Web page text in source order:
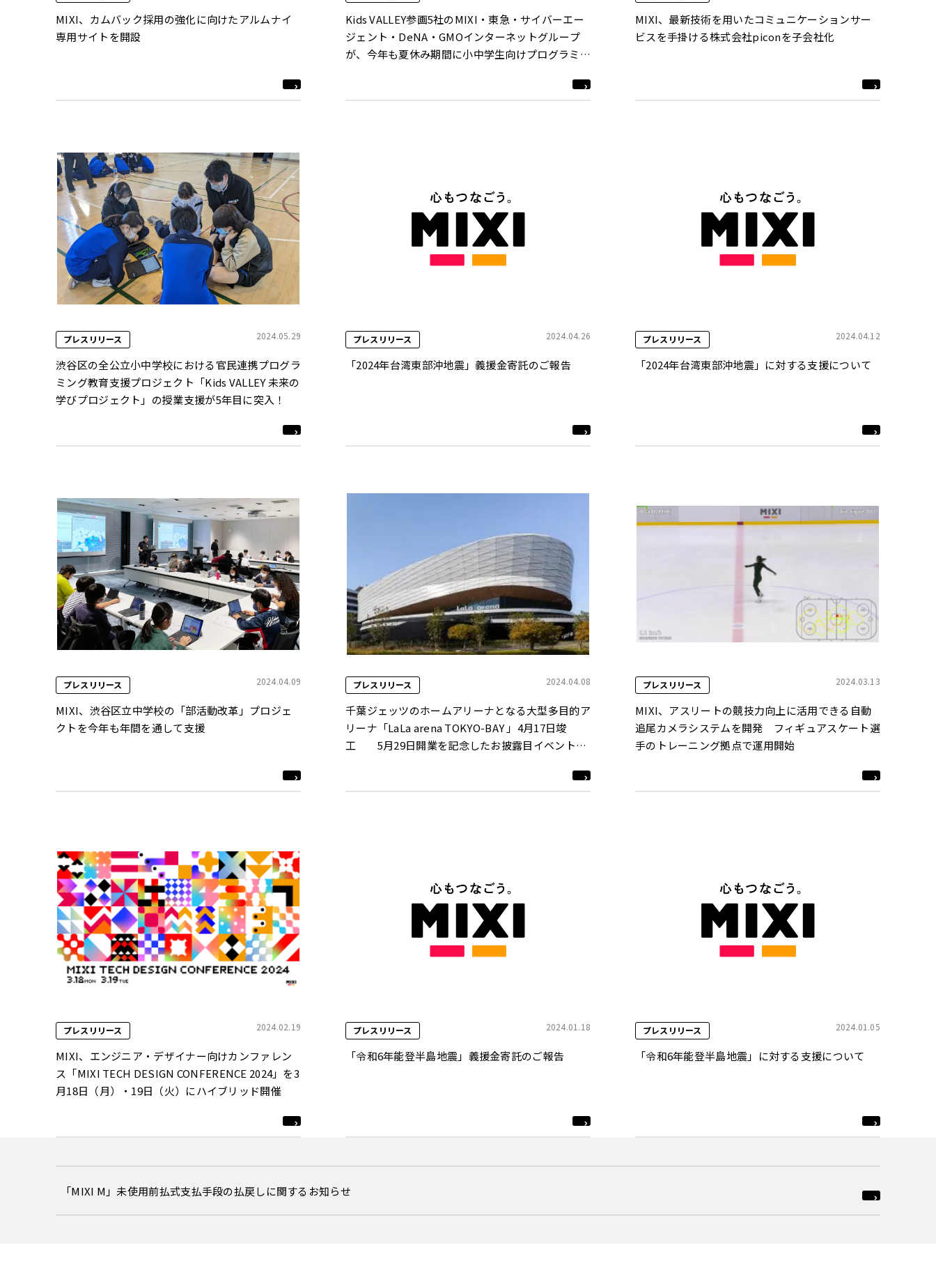
MIXI、カムバック採用の強化に向けたアルムナイ
専用サイトを開設
Kids VALLEY参画5社のMIXI・東急・サイバーエー
ジェント・DeNA・GMOインターネットグループ
が、今年も夏休み期間に小中学生向けプログラミン
MIXI、最新技術を用いたコミュニケーションサー
ビスを手掛ける株式会社piconを子会社化
プレスリリース 2024.05.29
渋谷区の全公立小中学校における官民連携プログラ
ミング教育支援プロジェクト「Kids VALLEY 未来の
学びプロジェクト」の授業支援が5年目に突入！
プレスリリース 2024.04.26
「2024年台湾東部沖地震」義援金寄託のご報告
プレスリリース 2024.04.12
「2024年台湾東部沖地震」に対する支援について
プレスリリース 2024.04.09
MIXI、渋谷区立中学校の「部活動改革」プロジェ
クトを今年も年間を通して支援
プレスリリース 2024.04.08
千葉ジェッツのホームアリーナとなる大型多目的ア
リーナ「LaLa arena TOKYO-BAY 」4月17日竣
工 5月29日開業を記念したお披露目イベント実
「Mr.Children tour 2024 miss you arena tour」を
プレスリリース 2024.03.13
MIXI、アスリートの競技力向上に活用できる自動
追尾カメラシステムを開発 フィギュアスケート選
手のトレーニング拠点で運用開始
プレスリリース 2024.02.19
MIXI、エンジニア・デザイナー向けカンファレン
ス「MIXI TECH DESIGN CONFERENCE 2024」を3
月18日（月）・19日（火）にハイブリッド開催
プレスリリース 2024.01.18
「令和6年能登半島地震」義援金寄託のご報告
プレスリリース 2024.01.05
「令和6年能登半島地震」に対する支援について
「MIXI M」未使用前払式支払手段の払戻しに関するお知らせ